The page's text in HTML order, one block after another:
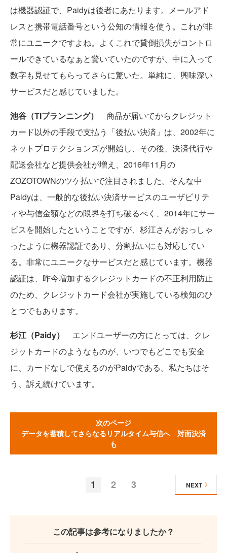
は機器認証で、Paidyは後者にあたります。メールアド
レスと携帯電話番号という公知の情報を使う。これが非
常にユニークですよね。よくこれで貸倒損失がコントロ
ールできているなぁと驚いていたのですが、中に入って
数字も見せてもらってさらに驚いた。単純に、興味深い
サービスだと感じていました。
池谷（TIプランニング）
商品が届いてからクレジット
カード以外の手段で支払う「後払い決済」は、2002年に
ネットプロテクションズが開始し、その後、決済代行や
配送会社など提供会社が増え、2016年11月の
ZOZOTOWNのツケ払いで注目されました。そんな中
Paidyは、一般的な後払い決済サービスのユーザビリテ
ィや与信金額などの限界を打ち破るべく、2014年にサー
ビスを開始したということですが、杉江さんがおっしゃ
ったように機器認証であり、分割払いにも対応してい
る。非常にユニークなサービスだと感じています。機器
認証は、昨今増加するクレジットカードの不正利用防止
のため、クレジットカード会社が実施している検知のひ
とつでもあります。
杉江（Paidy）
エンドユーザーの方にとっては、クレ
ジットカードのようなものが、いつでもどこでも安全
に、カードなしで使えるのがPaidyである。私たちはそ
う、訴え続けています。
次のページ
データを蓄積してさらなるリアルタイム与信へ 対面決済
も
1 2 3 NEXT
この記事は参考になりましたか？